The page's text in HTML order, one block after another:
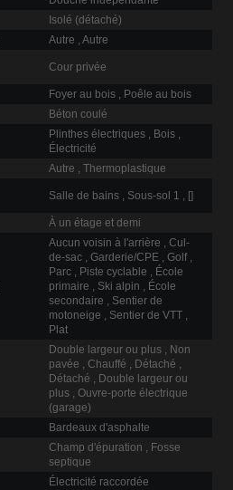
Isolé (détaché)
Autre , Autre
Cour privée
Foyer au bois , Poêle au bois
Béton coulé
Plinthes électriques , Bois ,
Électricité
Autre , Thermoplastique
Salle de bains , Sous-sol 1 , []
À un étage et demi
Aucun voisin à l'arrière , Cul-
de-sac , Garderie/CPE , Golf ,
Parc , Piste cyclable , École
primaire , Ski alpin , École
secondaire , Sentier de
motoneige , Sentier de VTT ,
Plat
Double largeur ou plus , Non
pavée , Chauffé , Détaché ,
Détaché , Double largeur ou
plus , Ouvre-porte électrique
(garage)
Bardeaux d'asphalte
Champ d'épuration , Fosse
septique
Électricité raccordée